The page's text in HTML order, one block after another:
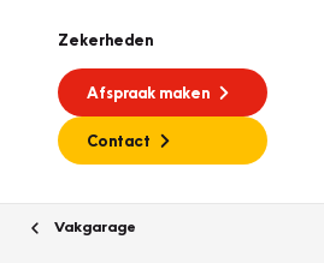
Zekerheden
Afspraak maken
Contact
Vakgarage